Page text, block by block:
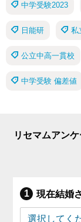
中学受験2023
日能研 私
公立中高一貫校
中学受験 偏差値
リセマムアン
現在結婚